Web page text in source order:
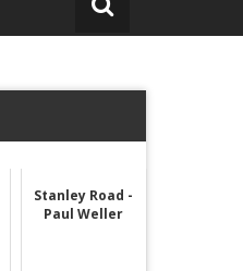
Stanley Road -
Paul Weller